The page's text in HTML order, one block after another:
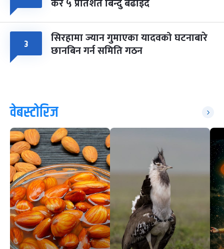
३ सिरहामा ज्यान गुमाएका यादवको घटनाबारे
छानबिन गर्न समिति गठन
वेबस्टोरिज